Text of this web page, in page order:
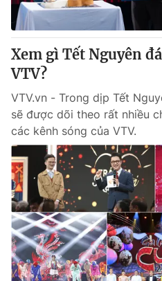
Thế giới đó đây
Câu chuyện quốc tế
Tài chính
Thị trường
Góc doanh nghiệp
Dữ liệu và đời sống
Truyền hình
Phim VTV
Hậu trường
Nhân vật
Khán giả
Giải sao mai
Giải trí
Âm nhạc
Sao
Đời sống
Du lịch
Làm đẹp
Chất lượng cuộc sống
Giáo dục
Tuyển sinh
Học trực tuyến
Công nghệ
Hitech Công nghệ tương lai
Giao lưu trực tuyến
Xem gì Tết Nguyên
VTV?
VTV.vn - Trong dịp Tết
sẽ được dõi theo rất nhiều
các kênh sóng của VTV.